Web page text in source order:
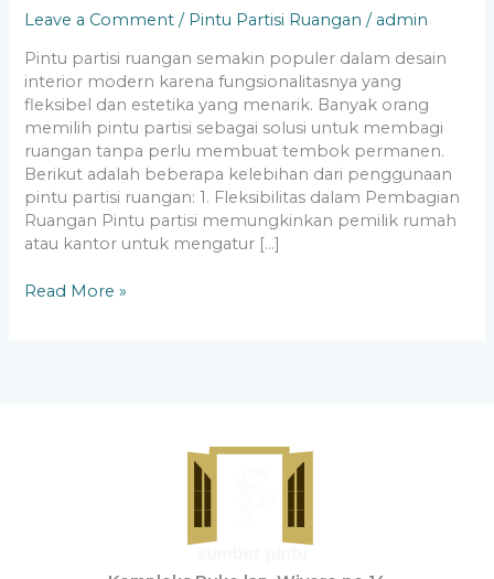
Leave a Comment / Pintu Partisi Ruangan / admin
Pintu partisi ruangan semakin populer dalam desain
interior modern karena fungsionalitasnya yang
fleksibel dan estetika yang menarik. Banyak orang
memilih pintu partisi sebagai solusi untuk membagi
ruangan tanpa perlu membuat tembok permanen.
Berikut adalah beberapa kelebihan dari penggunaan
pintu partisi ruangan: 1. Fleksibilitas dalam Pembagian
Ruangan Pintu partisi memungkinkan pemilik rumah
atau kantor untuk mengatur […]
Read More »